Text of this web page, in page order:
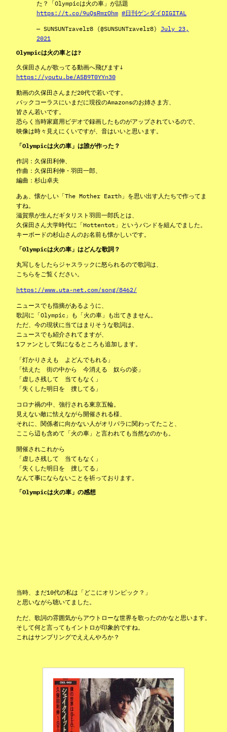
た？「Olympicは火の車」が話題
https://t.co/9uQsRmrOhm #日刊ゲンダイDIGITAL
— SUNSUNTravelr8 (@SUNSUNTravelr8) July 23,
2021
Olympicは火の車とは?
久保田さんが歌ってる動画へ飛びます↓
https://youtu.be/A5B9T0YYn30
動画の久保田さんまだ20代で若いです。
バックコーラスにいまだに現役のAmazonsのお姉さま方、
皆さん若いです。
恐らく当時家庭用ビデオで録画したものがアップされているので、
映像は時々見えにくいですが、音はいいと思います。
「Olympicは火の車」は誰が作った？
作詞：久保田利伸、
作曲：久保田利伸・羽田一郎、
編曲：杉山卓夫
あぁ、懐かしい「The Mother Earth」を思い出す人たちで作ってま
すね。
滋賀県が生んだギタリスト羽田一郎氏とは、
久保田さん大学時代に「Hottentot」というバンドを組んでました。
キーボードの杉山さんのお名前も懐かしいです。
「Olympicは火の車」はどんな歌詞？
丸写しをしたらジャスラックに怒られるので歌詞は、
こちらをご覧ください。
https://www.uta-net.com/song/8462/
ニュースでも指摘があるように、
歌詞に「Olympic」も「火の車」も出てきません。
ただ、今の現状に当てはまりそうな歌詞は、
ニュースでも紹介されてますが、
1ファンとして気になるところも追加します。
「灯かりさえも よどんでもれる」
「怯えた 街の中から 今消える 奴らの姿」
「虚しさ残して 当てもなく」
「失くした明日を 捜してる」
コロナ禍の中、強行される東京五輪。
見えない敵に怯えながら開催される様、
それに、関係者に向かない人がオリパラに関わってたこと、
ここら辺も含めて「火の車」と言われても当然なのかも。
開催されこれから
「虚しさ残して 当てもなく」
「失くした明日を 捜してる」
なんて事にならないことを祈っております。
「Olympicは火の車」の感想
当時、まだ10代の私は「どこにオリンピック？」
と思いながら聴いてました。
ただ、歌詞の雰囲気からアウトローな世界を歌ったのかなと思います。
そして何と言ってもイントロが印象的ですね。
これはサンプリングでええんやろか？